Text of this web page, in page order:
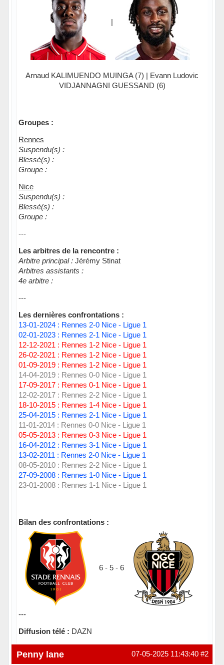
|
Arnaud KALIMUENDO MUINGA (7) | Evann Ludovic
VIDJANNAGNI GUESSAND (6)
Groupes :
Rennes
Suspendu(s) :
Blessé(s) :
Groupe :
Nice
Suspendu(s) :
Blessé(s) :
Groupe :
---
Les arbitres de la rencontre :
Arbitre principal : Jérémy Stinat
Arbitres assistants :
4e arbitre :
---
Les dernières confrontations :
13-01-2024 : Rennes 2-0 Nice - Ligue 1
02-01-2023 : Rennes 2-1 Nice - Ligue 1
12-12-2021 : Rennes 1-2 Nice - Ligue 1
26-02-2021 : Rennes 1-2 Nice - Ligue 1
01-09-2019 : Rennes 1-2 Nice - Ligue 1
14-04-2019 : Rennes 0-0 Nice - Ligue 1
17-09-2017 : Rennes 0-1 Nice - Ligue 1
12-02-2017 : Rennes 2-2 Nice - Ligue 1
18-10-2015 : Rennes 1-4 Nice - Ligue 1
25-04-2015 : Rennes 2-1 Nice - Ligue 1
11-01-2014 : Rennes 0-0 Nice - Ligue 1
05-05-2013 : Rennes 0-3 Nice - Ligue 1
16-04-2012 : Rennes 3-1 Nice - Ligue 1
13-02-2011 : Rennes 2-0 Nice - Ligue 1
08-05-2010 : Rennes 2-2 Nice - Ligue 1
27-09-2008 : Rennes 1-0 Nice - Ligue 1
23-01-2008 : Rennes 1-1 Nice - Ligue 1
Bilan des confrontations :
6 - 5 - 6
---
Diffusion télé : DAZN
Hors ligne #2
07-05-2025 11:43:40
Penny lane